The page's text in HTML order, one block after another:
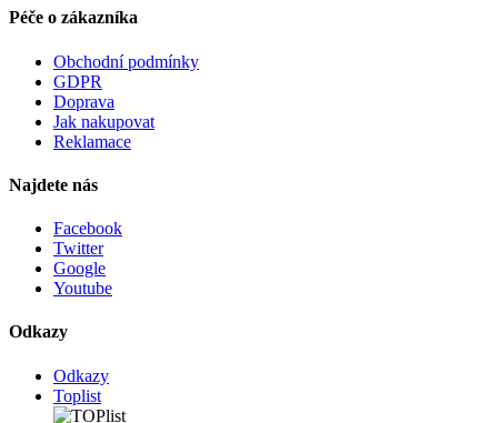
Péče o zákazníka
Obchodní podmínky
GDPR
Doprava
Jak nakupovat
Reklamace
Najdete nás
Facebook
Twitter
Google
Youtube
Odkazy
Odkazy
Toplist